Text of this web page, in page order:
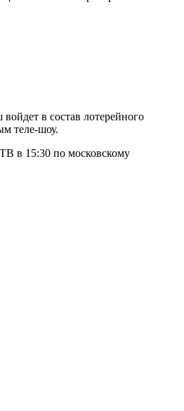
в состав лотерейного
теле-шоу.
в 15:30 по московскому